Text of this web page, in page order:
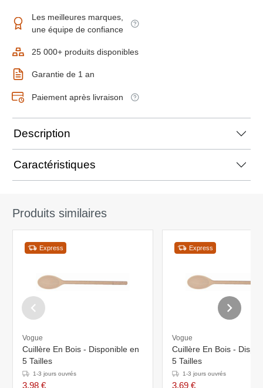
Les meilleures marques,
une équipe de confiance
25 000+ produits disponibles
Garantie de 1 an
Paiement après livraison
Description
Caractéristiques
Produits similaires
Express
Vogue
Cuillère En Bois - Disponible en
5 Tailles
1-3 jours ouvrés
3,98 €
Express
Vogue
Cuillère En Bois -
5 Tailles
1-3 jours ouvrés
3,69 €